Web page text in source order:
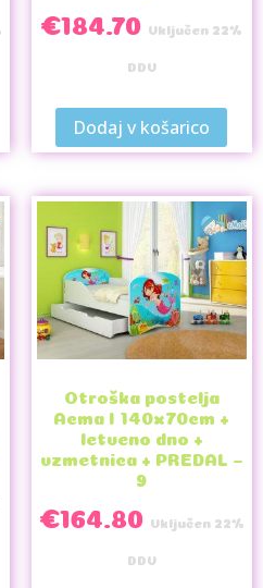
€184.70 Vključen 22%
DDV
Dodaj v košarico
Otroška postelja
Acma I 140x70cm +
letveno dno +
vzmetnica + PREDAL –
9
€164.80 Vključen 22%
DDV